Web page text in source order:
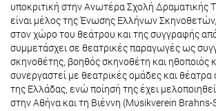
υποκριτική στην Ανωτέρα Σχολή Δραματικής
είναι μέλος της Ένωσης Ελλήνων
στον χώρο του θεάτρου και της συγγραφής
συμμετάσχει σε θεατρικές παραγωγές ως
σκηνοθέτης, βοηθός σκηνοθέτη και ηθοποιός
συνεργαστεί με θεατρικές ομάδες και
της Ελλάδας, ενώ ποίησή της έχει
στην Αθήνα και τη Βιέννη (Μυsikverein